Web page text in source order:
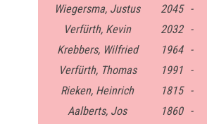
Wiegersma, Justus
2045 -
Verfürth, Kevin
2032 -
Krebbers, Wilfried
1964 -
Verfürth, Thomas
1991 -
Rieken, Heinrich
1815 -
Aalberts, Jos
1860 -